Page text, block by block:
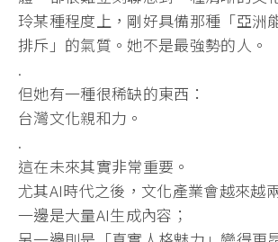
玲某種程度上，剛好具備那種「亞洲
排斥」的氣質。她不是最強勢的人。
.
但她有一種很稀缺的東西：
台灣文化親和力。
.
這在未來其實非常重要。
尤其AI時代之後，文化產業會越來越
一邊是大量AI生成內容；